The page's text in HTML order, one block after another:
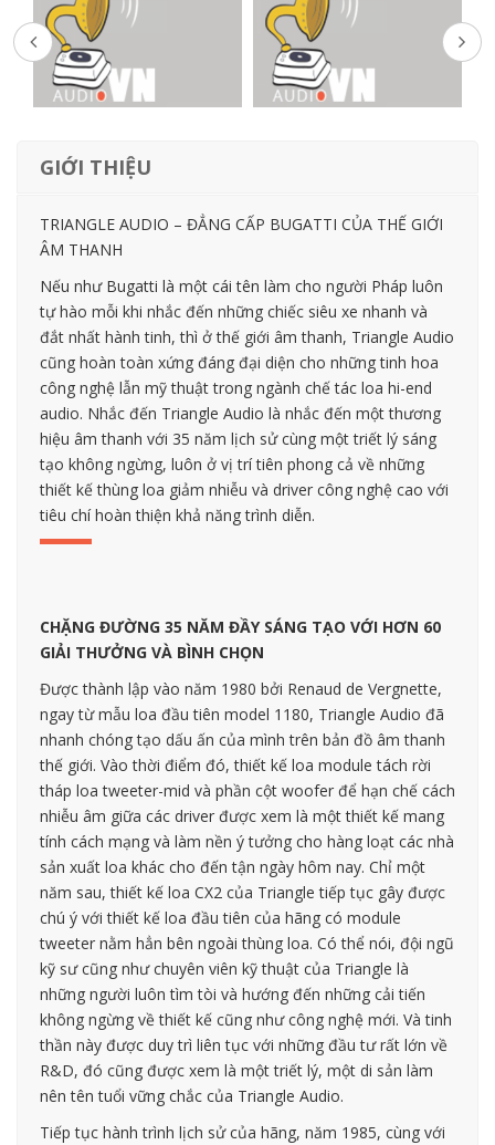
GIỚI THIỆU
TRIANGLE AUDIO – ĐẲNG CẤP BUGATTI CỦA THẾ GIỚI
ÂM THANH
Nếu như Bugatti là một cái tên làm cho người Pháp luôn
tự hào mỗi khi nhắc đến những chiếc siêu xe nhanh và
đắt nhất hành tinh, thì ở thế giới âm thanh, Triangle Audio
cũng hoàn toàn xứng đáng đại diện cho những tinh hoa
công nghệ lẫn mỹ thuật trong ngành chế tác loa hi-end
audio. Nhắc đến Triangle Audio là nhắc đến một thương
hiệu âm thanh với 35 năm lịch sử cùng một triết lý sáng
tạo không ngừng, luôn ở vị trí tiên phong cả về những
thiết kế thùng loa giảm nhiễu và driver công nghệ cao với
tiêu chí hoàn thiện khả năng trình diễn.
CHẶNG ĐƯỜNG 35 NĂM ĐẦY SÁNG TẠO VỚI HƠN 60
GIẢI THƯỞNG VÀ BÌNH CHỌN
Được thành lập vào năm 1980 bởi Renaud de Vergnette,
ngay từ mẫu loa đầu tiên model 1180, Triangle Audio đã
nhanh chóng tạo dấu ấn của mình trên bản đồ âm thanh
thế giới. Vào thời điểm đó, thiết kế loa module tách rời
tháp loa tweeter-mid và phần cột woofer để hạn chế cách
nhiễu âm giữa các driver được xem là một thiết kế mang
tính cách mạng và làm nền ý tưởng cho hàng loạt các nhà
sản xuất loa khác cho đến tận ngày hôm nay. Chỉ một
năm sau, thiết kế loa CX2 của Triangle tiếp tục gây được
chú ý với thiết kế loa đầu tiên của hãng có module
tweeter nằm hẳn bên ngoài thùng loa. Có thể nói, đội ngũ
kỹ sư cũng như chuyên viên kỹ thuật của Triangle là
những người luôn tìm tòi và hướng đến những cải tiến
không ngừng về thiết kế cũng như công nghệ mới. Và tinh
thần này được duy trì liên tục với những đầu tư rất lớn về
R&D, đó cũng được xem là một triết lý, một di sản làm
nên tên tuổi vững chắc của Triangle Audio.
Tiếp tục hành trình lịch sử của hãng, năm 1985, cùng với